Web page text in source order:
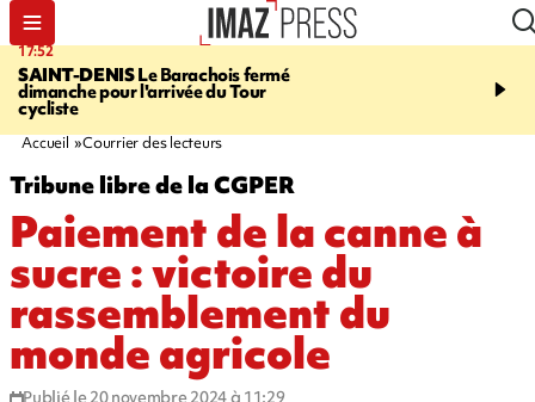
17:52
SAINT-DENISLe Barachois fermé
dimanche pour l'arrivée du Tour
cycliste
20:35
assure que le
Accueil Courrier des lecteurs
Tribune libre de la CGPER
Paiement de la canne à
sucre : victoire du
rassemblement du
monde agricole
Publié le 20 novembre 2024 à 11:29